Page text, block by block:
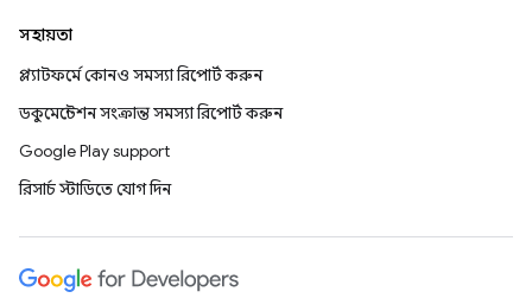
সহায়তা
প্ল্যাটফর্মে কোনও সমস্যা রিপোর্ট করুন
ডকুমেন্টেশন সংক্রান্ত সমস্যা রিপোর্ট করুন
Google Play support
রিসার্চ স্টাডিতে যোগ দিন